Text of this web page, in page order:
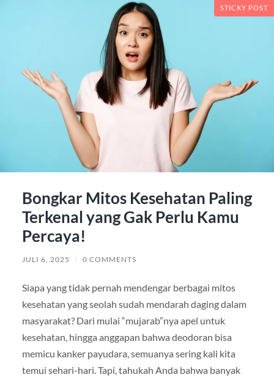
STICKY POST
Bongkar Mitos Kesehatan Paling
Terkenal yang Gak Perlu Kamu
Percaya!
JULI 6, 2025 / 0 COMMENTS
Siapa yang tidak pernah mendengar berbagai mitos
kesehatan yang seolah sudah mendarah daging dalam
masyarakat? Dari mulai “mujarab”nya apel untuk
kesehatan, hingga anggapan bahwa deodoran bisa
memicu kanker payudara, semuanya sering kali kita
temui sehari-hari. Tapi, tahukah Anda bahwa banyak